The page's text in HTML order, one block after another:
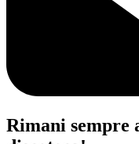
Rimani sempre